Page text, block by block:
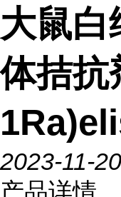
大鼠白
体拮抗
2023-11-20
产品详情